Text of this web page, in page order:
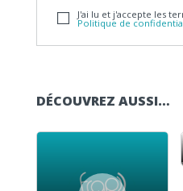
J'ai lu et j'accepte les
Politique de
DÉCOUVREZ AUSSI…
Lecteur audio